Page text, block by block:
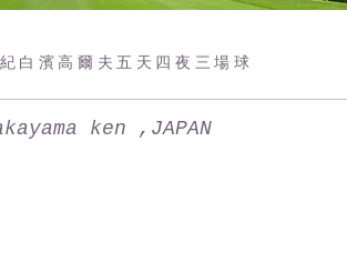
白濱高爾夫五天四夜三場球
ken ,JAPAN